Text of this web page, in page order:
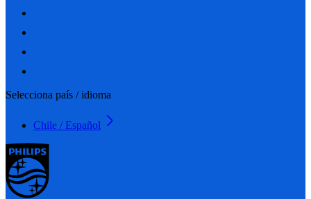
Selecciona país / idioma
Chile / Español